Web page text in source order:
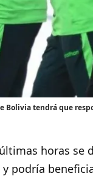
Bolivia tendrá que
horas se
y podría